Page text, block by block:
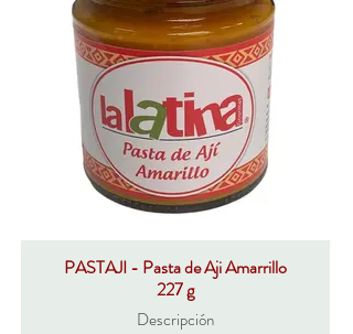
PASTAJI - Pasta de Aji Amarrillo
227 g
Descripción